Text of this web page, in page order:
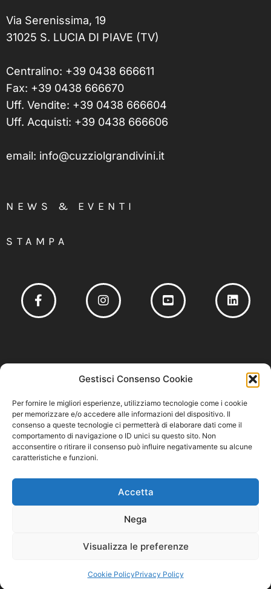
Gestisci Consenso Cookie
Per fornire le migliori esperienze, utilizziamo tecnologie come i cookie
per memorizzare e/o accedere alle informazioni del dispositivo. Il
consenso a queste tecnologie ci permetterà di elaborare dati come il
comportamento di navigazione o ID unici su questo sito. Non
acconsentire o ritirare il consenso può influire negativamente su alcune
caratteristiche e funzioni.
Accetta
Nega
Visualizza le preferenze
Cookie PolicyPrivacy Policy
Via Serenissima, 19
31025 S. LUCIA DI PIAVE (TV)
Centralino: +39 0438 666611
Fax: +39 0438 666670
Uff. Vendite: +39 0438 666604
Uff. Acquisti: +39 0438 666606
email: info@cuzziolgrandivini.it
NEWS & EVENTI
STAMPA
Privacy Policy–Cookie Policy–Codice Etico e Modello 231